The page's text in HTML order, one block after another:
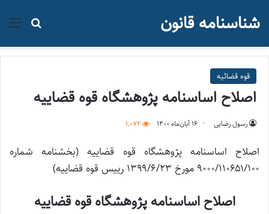
جستجو شناسنامه قانون
قوه قضائيه
اصلاح اساسنامه پژوهشگاه قوه قضاییه
رسول رضایی ۱۶ آبان‌ماه ۱۴۰۰ 1,072
اصلاح اساسنامه پژوهشگاه قوه قضاییه (بخشنامه شماره
۹۰۰۰/۱۱۰۶۵۱/۱۰۰ مورخ ۱۳۹۹/۶/۲۳ رییس قوه قضاییه)
اصلاح اساسنامه پژوهشگاه قوه قضاییه